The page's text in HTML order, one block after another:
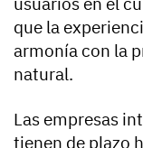
que la
armonía con la
natural.
Las empresas
tienen de plazo